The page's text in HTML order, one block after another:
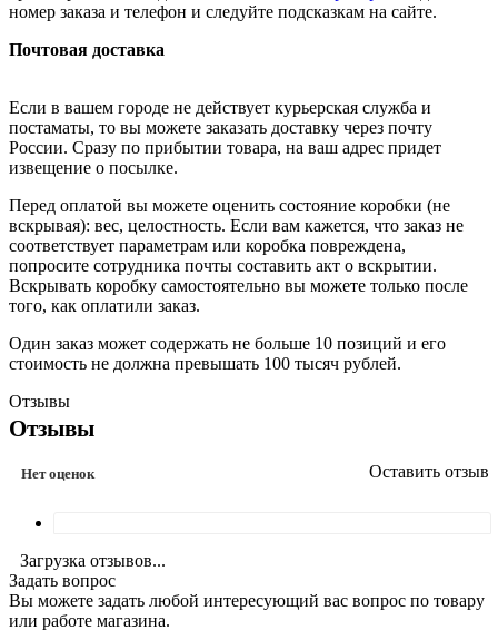
номер заказа и телефон и следуйте подсказкам на сайте.
Почтовая доставка
Если в вашем городе не действует курьерская служба и
постаматы, то вы можете заказать доставку через почту
России. Сразу по прибытии товара, на ваш адрес придет
извещение о посылке.
Перед оплатой вы можете оценить состояние коробки (не
вскрывая): вес, целостность. Если вам кажется, что заказ не
соответствует параметрам или коробка повреждена,
попросите сотрудника почты составить акт о вскрытии.
Вскрывать коробку самостоятельно вы можете только после
того, как оплатили заказ.
Один заказ может содержать не больше 10 позиций и его
стоимость не должна превышать 100 тысяч рублей.
Отзывы
Отзывы
Нет оценок Оставить отзыв
Загрузка отзывов...
Задать вопрос
Вы можете задать любой интересующий вас вопрос по товару
или работе магазина.